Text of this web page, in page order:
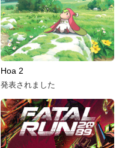
Hoa 2
発表されました